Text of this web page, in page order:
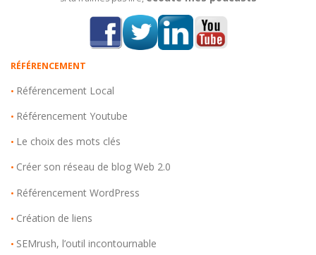
RÉFÉRENCEMENT
• Référencement Local
• Référencement Youtube
• Le choix des mots clés
• Créer son réseau de blog Web 2.0
• Référencement WordPress
• Création de liens
• SEMrush, l’outil incontournable